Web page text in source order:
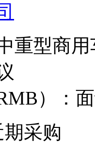
重型商
）：
期采购